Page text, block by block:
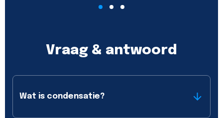
Vraag & antwoord
Wat is condensatie?